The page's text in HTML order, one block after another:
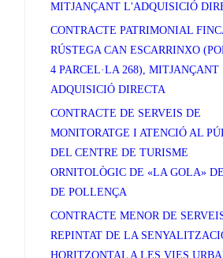
MITJANÇANT L'ADQUISICIÓ
CONTRACTE PATRIMONIAL
RÚSTEGA CAN ESCARRINXO
4 PARCEL·LA 268), MITJANÇANT
ADQUISICIÓ DIRECTA
CONTRACTE DE SERVEIS DE
MONITORATGE I ATENCIÓ AL
DEL CENTRE DE TURISME
ORNITOLÒGIC DE «LA GOLA»
DE POLLENÇA
CONTRACTE MENOR DE
REPINTAT DE LA
HORITZONTAL A LES VIES